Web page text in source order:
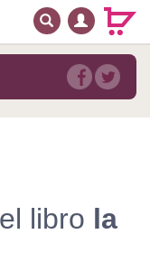
BUSCAR
libro la